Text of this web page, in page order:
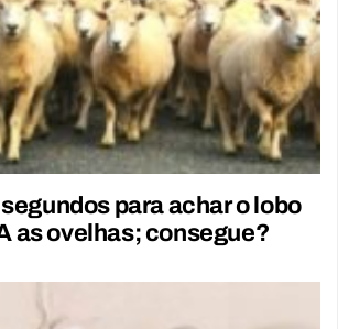
para achar o lobo
as ovelhas; consegue?